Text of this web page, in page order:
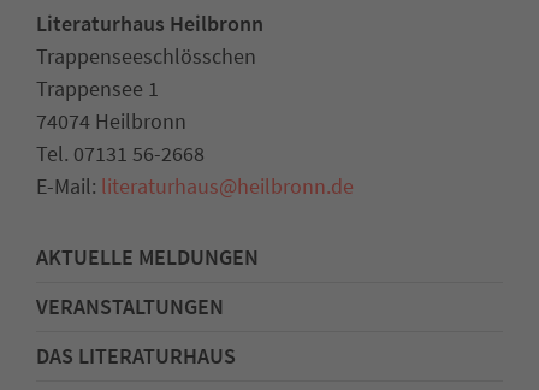
Literaturhaus Heilbronn
Trappenseeschlösschen
Trappensee 1
74074 Heilbronn
Tel. 07131 56-2668
E-Mail: literaturhaus@heilbronn.de
AKTUELLE MELDUNGEN
VERANSTALTUNGEN
DAS LITERATURHAUS